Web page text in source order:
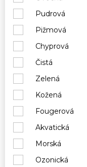
Pudrová
Pižmová
Chyprová
Čistá
Zelená
Kožená
Fougerová
Akvatická
Morská
Ozonická